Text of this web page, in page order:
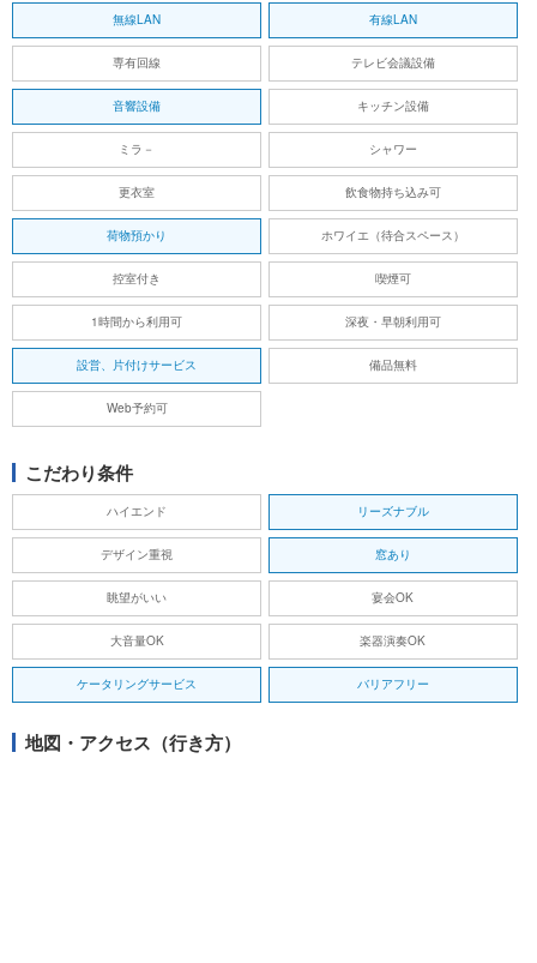
無線LAN 有線LAN
専有回線 テレビ会議設備
音響設備 キッチン設備
ミラ－ シャワー
更衣室 飲食物持ち込み可
荷物預かり ホワイエ（待合スペース）
控室付き 喫煙可
1時間から利用可 深夜・早朝利用可
設営、片付けサービス 備品無料
Web予約可
こだわり条件
ハイエンド リーズナブル
デザイン重視 窓あり
眺望がいい 宴会OK
大音量OK 楽器演奏OK
ケータリングサービス バリアフリー
地図・アクセス（行き方）